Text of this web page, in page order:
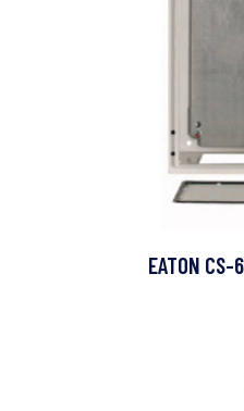
EATON